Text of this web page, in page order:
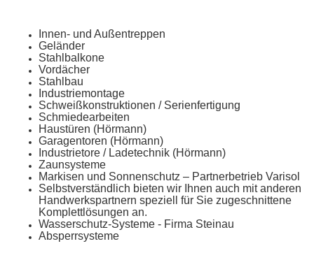
Innen- und Außentreppen
Geländer
Stahlbalkone
Vordächer
Stahlbau
Industriemontage
Schweißkonstruktionen / Serienfertigung
Schmiedearbeiten
Haustüren (Hörmann)
Garagentoren (Hörmann)
Industrietore / Ladetechnik (Hörmann)
Zaunsysteme
Markisen und Sonnenschutz – Partnerbetrieb Varisol
Selbstverständlich bieten wir Ihnen auch mit anderen
Handwerkspartnern speziell für Sie zugeschnittene
Komplettlösungen an.
Wasserschutz-Systeme - Firma Steinau
Absperrsysteme